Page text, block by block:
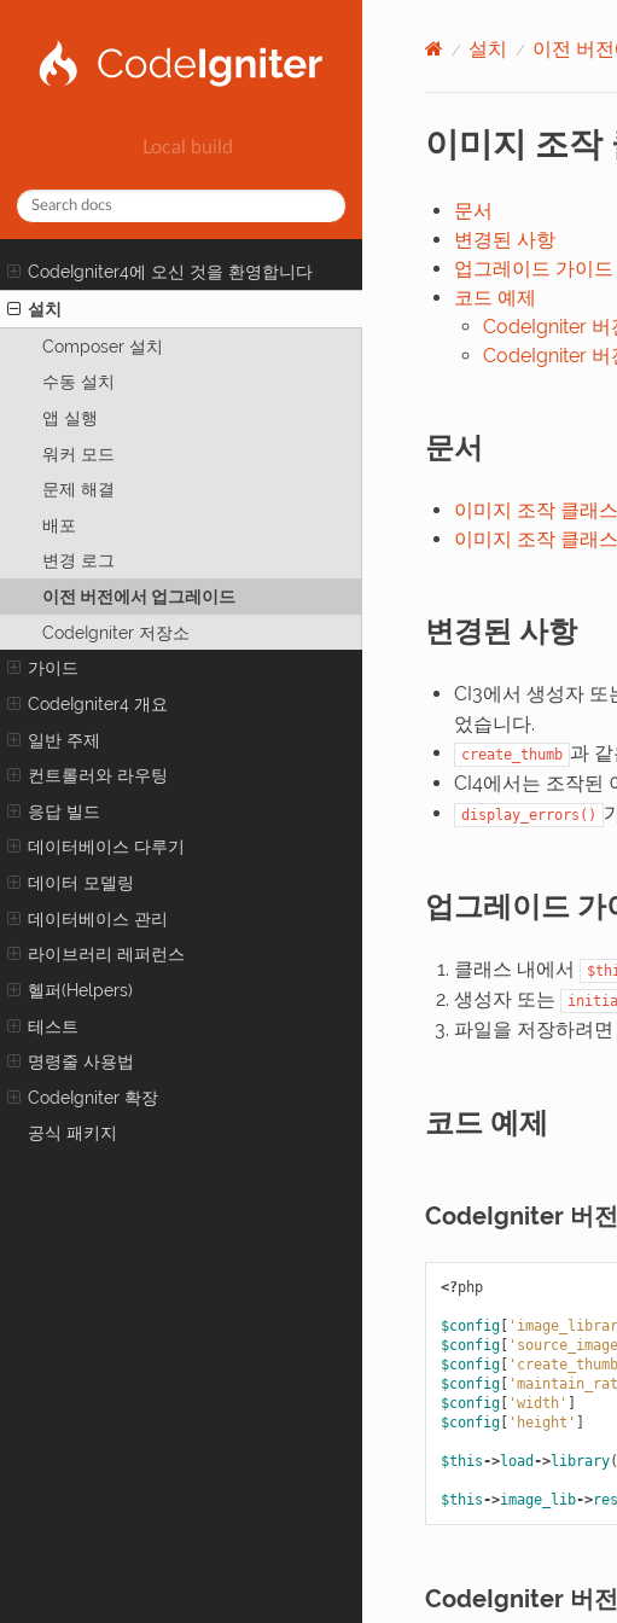
CodeIgniter4에 오신 것을 환영합니다
설치
Composer 설치
수동 설치
앱 실행
워커 모드
문제 해결
배포
변경 로그
이전 버전에서 업그레이드
CodeIgniter 저장소
가이드
CodeIgniter4 개요
일반 주제
컨트롤러와 라우팅
응답 빌드
데이터베이스 다루기
데이터 모델링
데이터베이스 관리
라이브러리 레퍼런스
헬퍼(Helpers)
테스트
명령줄 사용법
CodeIgniter 확장
공식 패키지
설치 이전 버
이미지 조작
문서
변경된 사항
업그레이드 가이드
코드 예제
CodeIgniter 버
CodeIgniter 버
문서
이미지 조작 클래
이미지 조작 클래
변경된 사항
CI3에서 생성자 또
었습니다.
create_thumb 과
CI4에서는 조작된
display_errors()
업그레이드 가
클래스 내에서
생성자 또는
파일을 저장하려면
코드 예제
CodeIgniter 버
<?php
$config[
$config[
$config[
$config[
$config[ 'width' ]
$config[ 'height' ]
$this->load ->library(
$this->image_lib->
CodeIgniter 버